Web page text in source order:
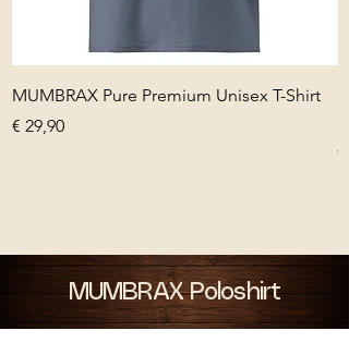
MUMBRAX Pure Premium Unisex T-Shirt
Preis
€ 29,90
€
MUMBRAX Poloshirt